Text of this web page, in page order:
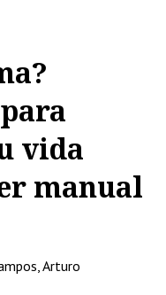
vida
manual
Arturo